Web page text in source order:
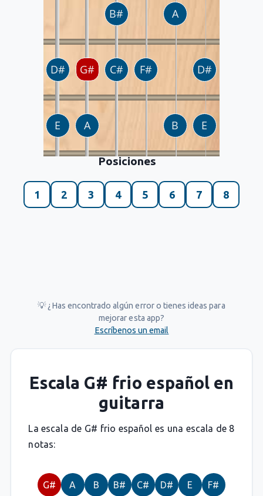
Posiciones
1 2 3 4 5 6 7 8
💡 ¿Has encontrado algún error o tienes ideas para
mejorar esta app?
Escríbenos un email
Escala G# frio español en
guitarra
La escala de G# frio español es una escala de 8
notas:
G# A B B# C# D# E F#